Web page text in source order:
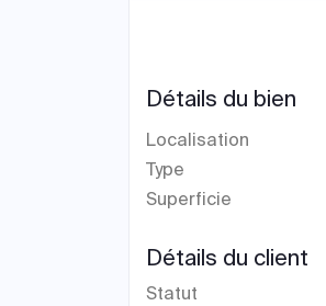
Détails du bien
Localisation
Type
Superficie
Détails du client
Statut